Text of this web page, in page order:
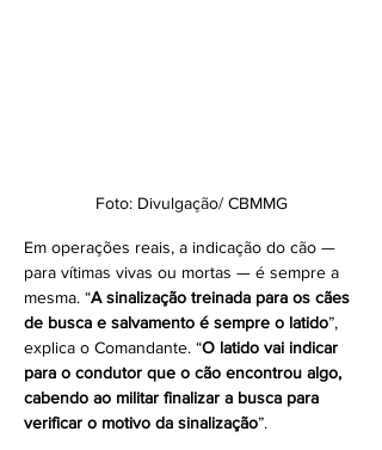
Foto: Divulgação/ CBMMG
Em operações reais, a indicação do cão —
para vítimas vivas ou mortas — é sempre a
mesma. “A sinalização treinada para os cães
de busca e salvamento é sempre o latido”,
explica o Comandante. “O latido vai indicar
para o condutor que o cão encontrou algo,
cabendo ao militar finalizar a busca para
verificar o motivo da sinalização”.